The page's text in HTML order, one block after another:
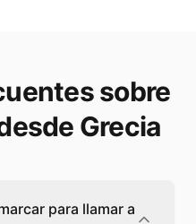
sobre
Grecia
para llamar a